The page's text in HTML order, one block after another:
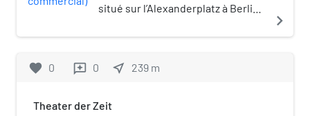
situé sur l’Alexanderplatz à Berlin
200 m2, qui en fait le deuxième
Berlin au moment de son
Passagen, et le plus grand en
navigate_next
favorite 0 reviews 0 near_me 239 m
Theater der Zeit